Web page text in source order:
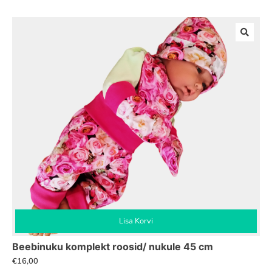
Lisa Korvi
Beebinuku komplekt roosid/ nukule 45 cm
€16,00